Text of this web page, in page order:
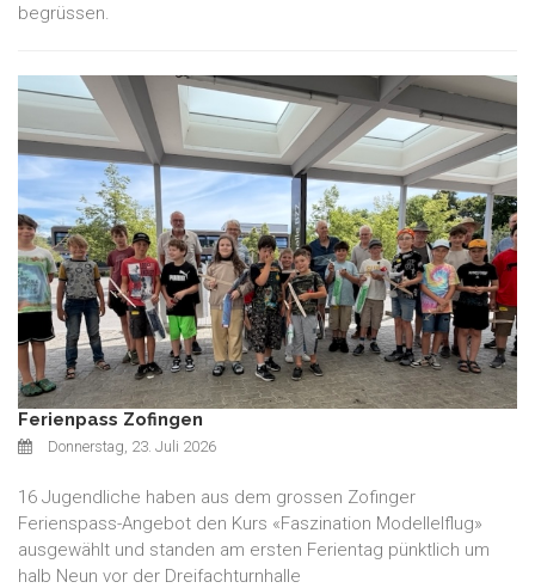
begrüssen.
Ferienpass Zofingen
Donnerstag, 23. Juli 2026
16 Jugendliche haben aus dem grossen Zofinger
Ferienspass-Angebot den Kurs «Faszination Modellelflug»
ausgewählt und standen am ersten Ferientag pünktlich um
halb Neun vor der Dreifachturnhalle